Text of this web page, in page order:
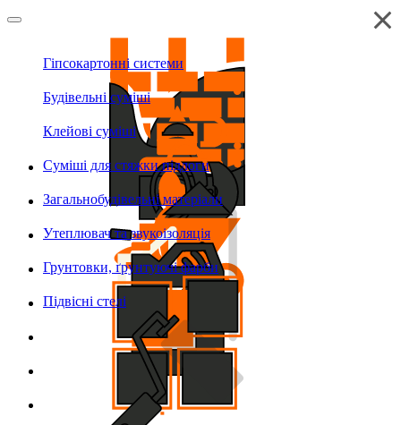
Гіпсокартонні системи
Будівельні суміші
Клейові суміші
Суміші для стяжки підлоги
Загальнобудівельні матеріали
Утеплювач та звукоізоляція
Грунтовки, ґрунтуючі фарби
Підвісні стелі